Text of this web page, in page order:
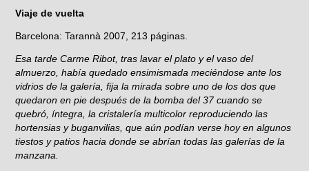
Viaje de vuelta
Barcelona: Tarannà 2007, 213 páginas.
Esa tarde Carme Ribot, tras lavar el plato y el vaso del
almuerzo, había quedado ensimismada meciéndose ante los
vidrios de la galería, fija la mirada sobre uno de los dos que
quedaron en pie después de la bomba del 37 cuando se
quebró, íntegra, la cristalería multicolor reproduciendo las
hortensias y buganvilias, que aún podían verse hoy en algunos
tiestos y patios hacia donde se abrían todas las galerías de la
manzana.